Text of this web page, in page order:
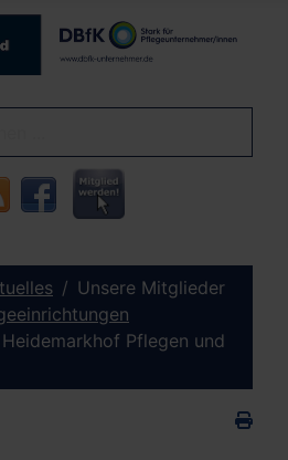
Unsere Mitglieder
Pflegen und